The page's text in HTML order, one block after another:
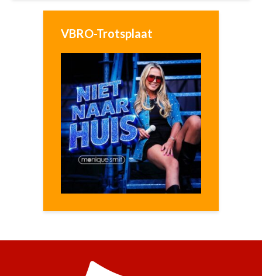
VBRO-Trotsplaat